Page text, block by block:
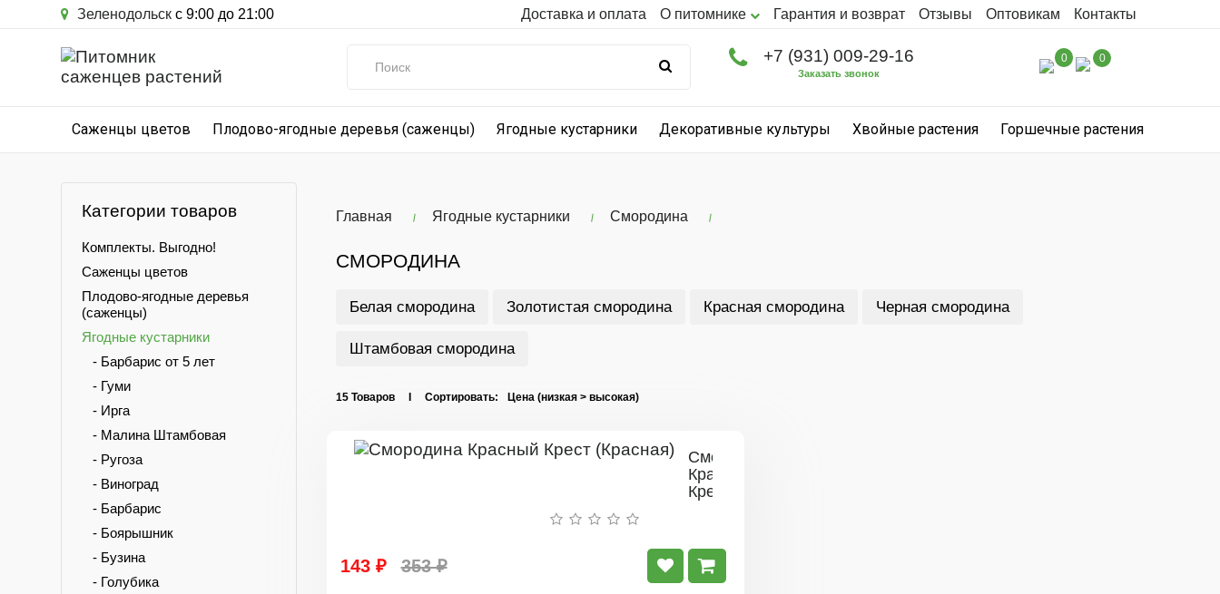
Зеленодольск с 9:00 до 21:00 Доставка и оплата О питомнике Гарантия и возврат Отзывы Оптовикам Контакты
+7 (931) 009-29-16
Заказать звонок
0 0
Саженцы цветов Плодово-ягодные деревья (саженцы) Ягодные кустарники Декоративные культуры Хвойные растения Горшечные растения
Категории товаров
Комплекты. Выгодно!
Саженцы цветов
Плодово-ягодные деревья
(саженцы)
Ягодные кустарники
- Барбарис от 5 лет
- Гуми
- Ирга
- Малина Штамбовая
- Ругоза
- Виноград
- Барбарис
- Боярышник
- Бузина
- Голубика
Главная Ягодные кустарники Смородина
СМОРОДИНА
Белая смородина Золотистая смородина Красная смородина Черная смородина
Штамбовая смородина
15 Товаров I Сортировать:
Смородина
Красный
Крест
143 ₽ 353 ₽